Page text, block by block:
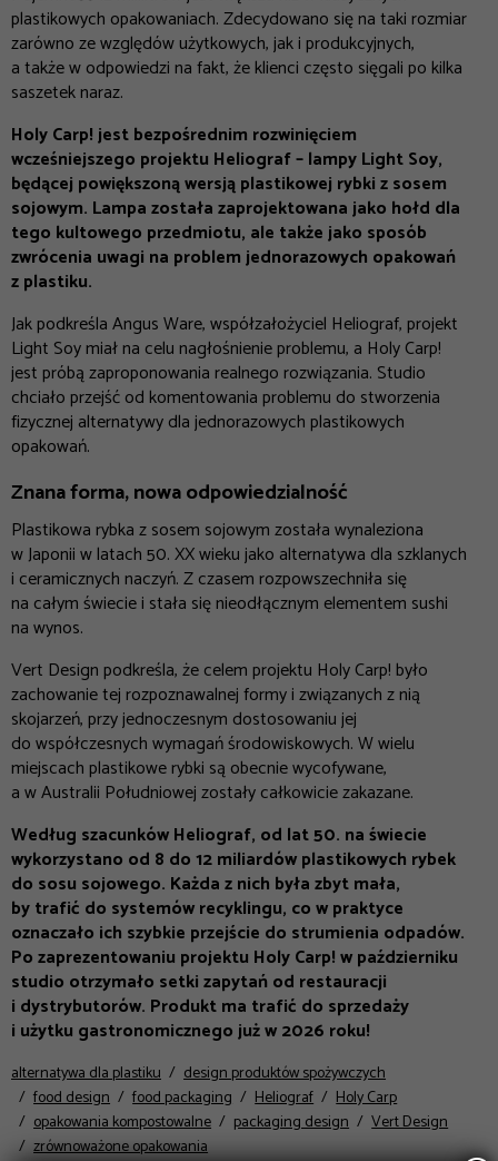
plastikowych opakowaniach. Zdecydowano się na taki rozmiar
zarówno ze względów użytkowych, jak i produkcyjnych,
a także w odpowiedzi na fakt, że klienci często sięgali po kilka
saszetek naraz.
Holy Carp! jest bezpośrednim rozwinięciem
wcześniejszego projektu Heliograf – lampy Light Soy,
będącej powiększoną wersją plastikowej rybki z sosem
sojowym. Lampa została zaprojektowana jako hołd dla
tego kultowego przedmiotu, ale także jako sposób
zwrócenia uwagi na problem jednorazowych opakowań
z plastiku.
Jak podkreśla Angus Ware, współzałożyciel Heliograf, projekt
Light Soy miał na celu nagłośnienie problemu, a Holy Carp!
jest próbą zaproponowania realnego rozwiązania. Studio
chciało przejść od komentowania problemu do stworzenia
fizycznej alternatywy dla jednorazowych plastikowych
opakowań.
Znana forma, nowa odpowiedzialność
Plastikowa rybka z sosem sojowym została wynaleziona
w Japonii w latach 50. XX wieku jako alternatywa dla szklanych
i ceramicznych naczyń. Z czasem rozpowszechniła się
na całym świecie i stała się nieodłącznym elementem sushi
na wynos.
Vert Design podkreśla, że celem projektu Holy Carp! było
zachowanie tej rozpoznawalnej formy i związanych z nią
skojarzeń, przy jednoczesnym dostosowaniu jej
do współczesnych wymagań środowiskowych. W wielu
miejscach plastikowe rybki są obecnie wycofywane,
a w Australii Południowej zostały całkowicie zakazane.
Według szacunków Heliograf, od lat 50. na świecie
wykorzystano od 8 do 12 miliardów plastikowych rybek
do sosu sojowego. Każda z nich była zbyt mała,
by trafić do systemów recyklingu, co w praktyce
oznaczało ich szybkie przejście do strumienia odpadów.
Po zaprezentowaniu projektu Holy Carp! w październiku
studio otrzymało setki zapytań od restauracji
i dystrybutorów. Produkt ma trafić do sprzedaży
i użytku gastronomicznego już w 2026 roku!
alternatywa dla plastiku
design produktów spożywczych
food design
food packaging Heliograf
Holy Carp
opakowania kompostowalne
packaging design
Vert Design
zrównoważone opakowania